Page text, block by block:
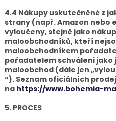
4.4 Nákupy uskutečněné z
strany (např. Amazon nebo
vyloučeny, stejně jako
maloobchodníků, kteří
maloobchodníkem
pořadatelem schváleni jako
maloobchod (dále jen
“). Seznam oficiálních
na https://www.bohemia-
5. PROCES